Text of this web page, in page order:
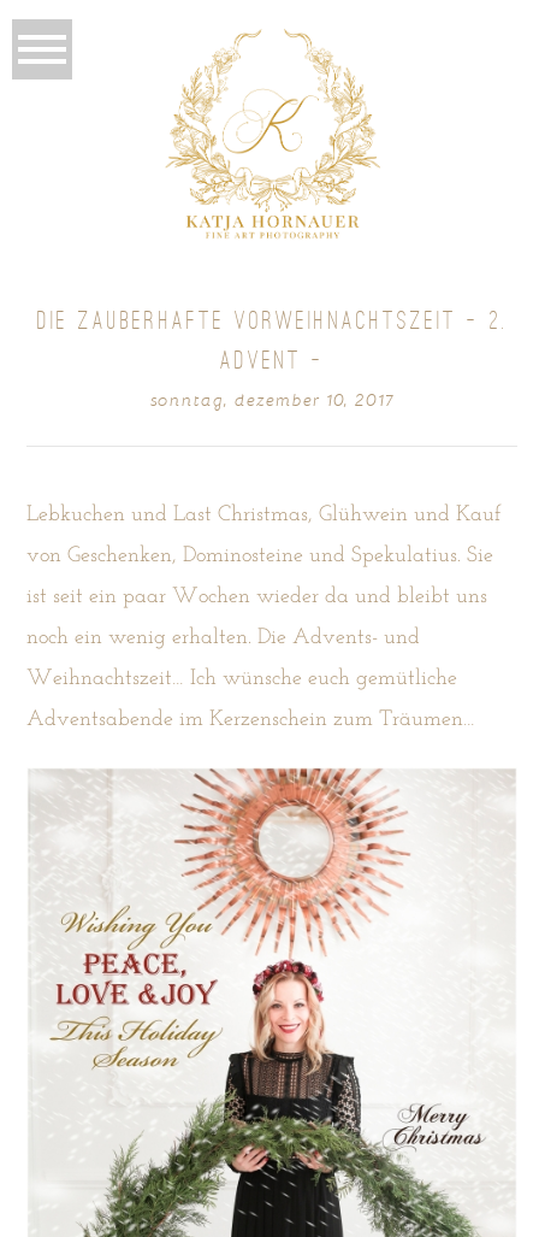
DIE ZAUBERHAFTE VORWEIHNACHTSZEIT – 2.
ADVENT –
sonntag, dezember 10, 2017
Lebkuchen und Last Christmas, Glühwein und Kauf
von Geschenken, Dominosteine und Spekulatius. Sie
ist seit ein paar Wochen wieder da und bleibt uns
noch ein wenig erhalten. Die Advents- und
Weihnachtszeit… Ich wünsche euch gemütliche
Adventsabende im Kerzenschein zum Träumen…